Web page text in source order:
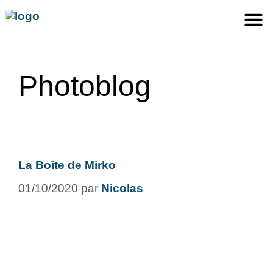
Photoblog
La Boîte de Mirko
01/10/2020 par Nicolas